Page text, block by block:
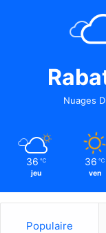
Nuages
36 ℃
jeu
36 ℃
ven
Populaire